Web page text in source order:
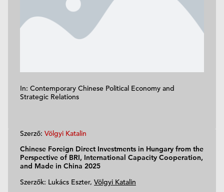
In: Contemporary Chinese Political Economy and
Strategic Relations
Szerző: Völgyi Katalin
Chinese Foreign Direct Investments in Hungary from the
Perspective of BRI, International Capacity Cooperation,
and Made in China 2025
Szerzők: Lukács Eszter, Völgyi Katalin